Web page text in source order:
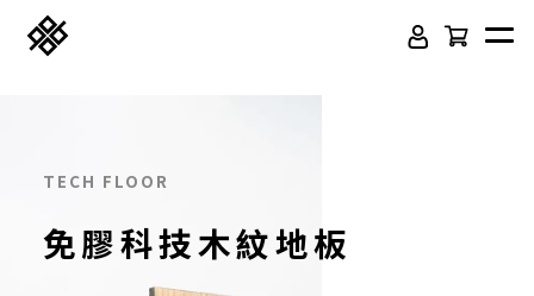
TECH FLOOR
免膠科技木紋地板